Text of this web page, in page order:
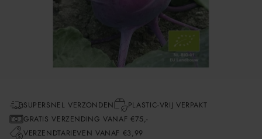
SUPERSNEL VERZONDEN
PLASTIC-VRIJ VERPAKT
GRATIS VERZENDING VANAF €75,-
VERZENDTARIEVEN VANAF €3,99